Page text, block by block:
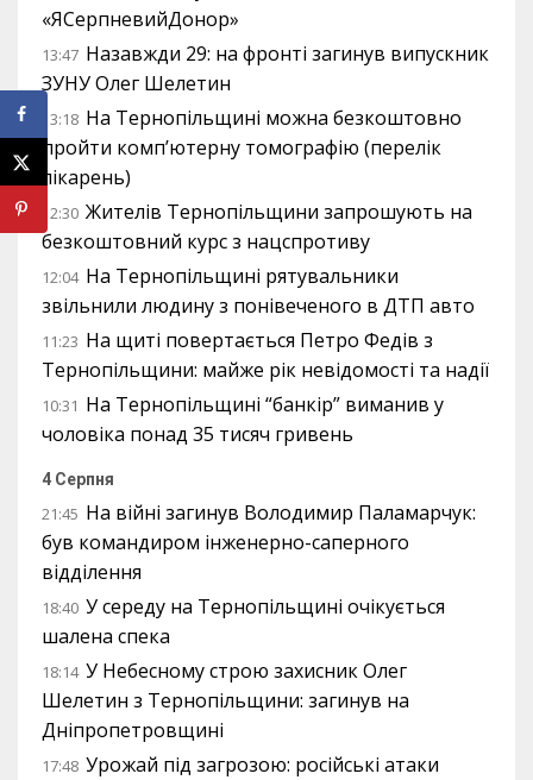
«ЯСерпневийДонор»
13:47 Назавжди 29: на фронті загинув випускник
ЗУНУ Олег Шелетин
13:18 На Тернопільщині можна безкоштовно
пройти комп’ютерну томографію (перелік
лікарень)
12:30 Жителів Тернопільщини запрошують на
безкоштовний курс з нацспротиву
12:04 На Тернопільщині рятувальники
звільнили людину з понівеченого в ДТП авто
11:23 На щиті повертається Петро Федів з
Тернопільщини: майже рік невідомості та надії
10:31 На Тернопільщині “банкір” виманив у
чоловіка понад 35 тисяч гривень
4 Серпня
21:45 На війні загинув Володимир Паламарчук:
був командиром інженерно-саперного
відділення
18:40 У середу на Тернопільщині очікується
шалена спека
18:14 У Небесному строю захисник Олег
Шелетин з Тернопільщини: загинув на
Дніпропетровщині
17:48 Урожай під загрозою: російські атаки